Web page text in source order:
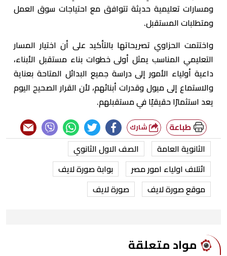
ومسارات تعليمية حديثة تتوافق مع احتياجات سوق العمل
ومتطلبات المستقبل.
واختتمت الحزاوي تصريحاتها بالتأكيد على أن اختيار المسار
التعليمي المناسب يمثل أولى خطوات بناء مستقبل الأبناء،
داعية أولياء الأمور إلى دراسة جميع البدائل المتاحة بعناية
والاستماع إلى ميول وقدرات أبنائهم، لأن القرار الصحيح اليوم
يعد استثمارًا حقيقيًا في مستقبلهم.
طباعة
الثانوية العامة
الصف الاول الثانوي
ائتلاف اولياء امور مصر
بوابة صورة لايف
موقع صورة لايف
صورة لايف
مواد متعلقة